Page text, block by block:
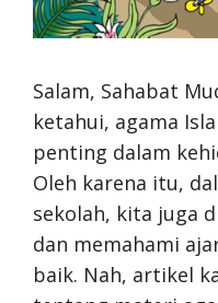
Salam, Sahabat
ketahui, agama
penting dalam
Oleh karena itu,
sekolah, kita juga
dan memahami
baik. Nah, artikel